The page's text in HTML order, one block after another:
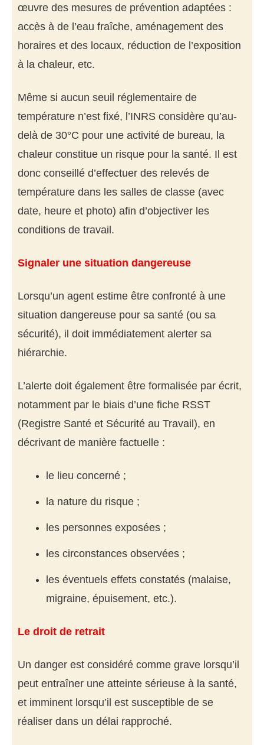
œuvre des mesures de prévention adaptées :
accès à de l’eau fraîche, aménagement des
horaires et des locaux, réduction de l’exposition
à la chaleur, etc.
Même si aucun seuil réglementaire de
température n’est fixé, l’INRS considère qu’au-
delà de 30°C pour une activité de bureau, la
chaleur constitue un risque pour la santé. Il est
donc conseillé d’effectuer des relevés de
température dans les salles de classe (avec
date, heure et photo) afin d’objectiver les
conditions de travail.
Signaler une situation dangereuse
Lorsqu’un agent estime être confronté à une
situation dangereuse pour sa santé (ou sa
sécurité), il doit immédiatement alerter sa
hiérarchie.
L’alerte doit également être formalisée par écrit,
notamment par le biais d’une fiche RSST
(Registre Santé et Sécurité au Travail), en
décrivant de manière factuelle :
le lieu concerné ;
la nature du risque ;
les personnes exposées ;
les circonstances observées ;
les éventuels effets constatés (malaise,
migraine, épuisement, etc.).
Le droit de retrait
Un danger est considéré comme grave lorsqu’il
peut entraîner une atteinte sérieuse à la santé,
et imminent lorsqu’il est susceptible de se
réaliser dans un délai rapproché.